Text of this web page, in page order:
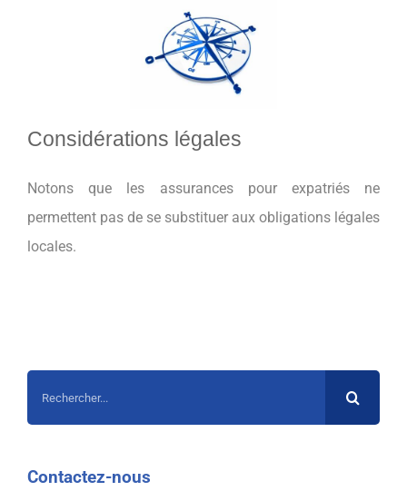
Considérations légales
Notons que les assurances pour expatriés ne
permettent pas de se substituer aux obligations légales
locales.
Contactez-nous